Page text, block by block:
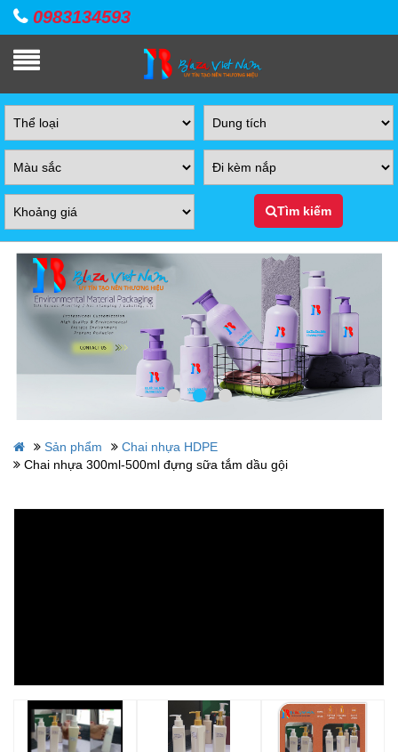
0983134593
Tìm kiếm
Sản phẩm
Chai nhựa HDPE
Chai nhựa 300ml-500ml đựng sữa tắm dầu gội